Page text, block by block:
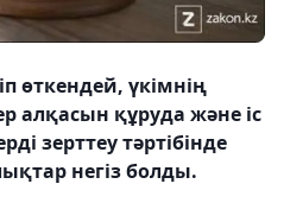
өткендей, үкімнің
алқасын құруда және іс
зерттеу тәртібінде
негіз болды.